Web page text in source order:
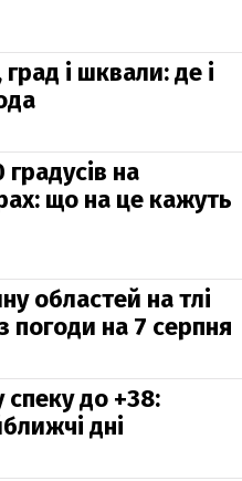
і шквали: де і
на
що на це кажуть
областей на тлі
погоди на 7 серпня
спеку до +38:
дні